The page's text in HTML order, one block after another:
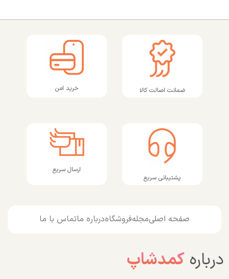
ضمانت اصالت کالا خرید امن
پشتیبانی سریع
ارسال سریع
صفحه اصلیمجلهفروشگاهدرباره ماتماس با ما
درباره کمدشاپ